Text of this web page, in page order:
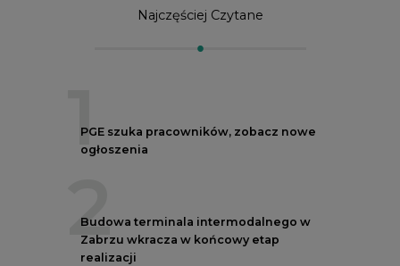
Najczęściej Czytane
1
PGE szuka pracowników, zobacz nowe
ogłoszenia
2
Budowa terminala intermodalnego w
Zabrzu wkracza w końcowy etap
realizacji